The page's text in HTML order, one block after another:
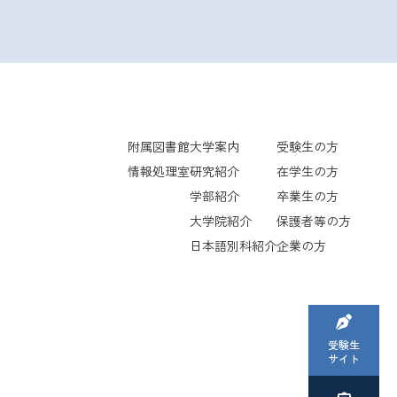
受験生
サイト
附属図書館
情報処理室
大学案内
研究紹介
学部紹介
大学院紹介
日本語別科紹介
受験生の方
在学生の方
卒業生の方
保護者等の方
企業の方